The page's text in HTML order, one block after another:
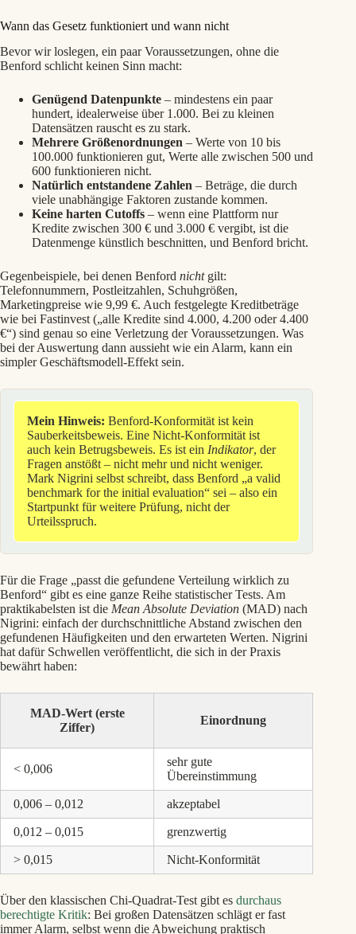
Wann das Gesetz funktioniert und wann nicht
Bevor wir loslegen, ein paar Voraussetzungen, ohne die
Benford schlicht keinen Sinn macht:
Genügend Datenpunkte – mindestens ein paar
hundert, idealerweise über 1.000. Bei zu kleinen
Datensätzen rauscht es zu stark.
Mehrere Größenordnungen – Werte von 10 bis
100.000 funktionieren gut, Werte alle zwischen 500 und
600 funktionieren nicht.
Natürlich entstandene Zahlen – Beträge, die durch
viele unabhängige Faktoren zustande kommen.
Keine harten Cutoffs – wenn eine Plattform nur
Kredite zwischen 300 € und 3.000 € vergibt, ist die
Datenmenge künstlich beschnitten, und Benford bricht.
Gegenbeispiele, bei denen Benford nichtgilt:
Telefonnummern, Postleitzahlen, Schuhgrößen,
Marketingpreise wie 9,99 €. Auch festgelegte Kreditbeträge
wie bei Fastinvest („alle Kredite sind 4.000, 4.200 oder 4.400
€“) sind genau so eine Verletzung der Voraussetzungen. Was
bei der Auswertung dann aussieht wie ein Alarm, kann ein
simpler Geschäftsmodell-Effekt sein.
Mein Hinweis: Benford-Konformität ist kein
Sauberkeitsbeweis. Eine Nicht-Konformität ist
auch kein Betrugsbeweis. Es ist ein Indikator, der
Fragen anstößt – nicht mehr und nicht weniger.
Mark Nigrini selbst schreibt, dass Benford „a valid
benchmark for the initial evaluation“ sei – also ein
Startpunkt für weitere Prüfung, nicht der
Urteilsspruch.
Für die Frage „passt die gefundene Verteilung wirklich zu
Benford“ gibt es eine ganze Reihe statistischer Tests. Am
praktikabelsten ist die Mean Absolute Deviation (MAD) nach
Nigrini: einfach der durchschnittliche Abstand zwischen den
gefundenen Häufigkeiten und den erwarteten Werten. Nigrini
hat dafür Schwellen veröffentlicht, die sich in der Praxis
bewährt haben:
MAD-Wert (erste
Ziffer)
Einordnung
< 0,006
sehr gute
Übereinstimmung
0,006 – 0,012 akzeptabel
0,012 – 0,015 grenzwertig
> 0,015 Nicht-Konformität
Über den klassischen Chi-Quadrat-Test gibt es durchaus
berechtigte Kritik: Bei großen Datensätzen schlägt er fast
immer Alarm, selbst wenn die Abweichung praktisch